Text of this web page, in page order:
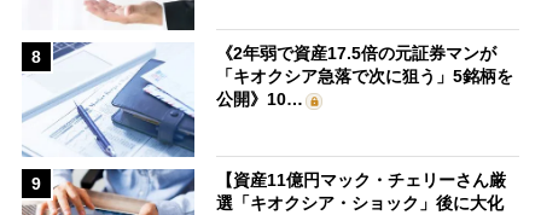
8
《2年弱で資産17.5倍の元証券マンが
「キオクシア急落で次に狙う」5銘柄を
公開》10…
9
【資産11億円マック・チェリーさん厳
選「キオクシア・ショック」後に大化